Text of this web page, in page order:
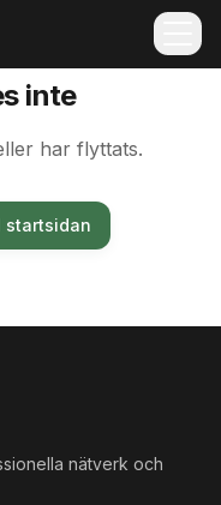
inte
har flyttats.
startsidan
nätverk och